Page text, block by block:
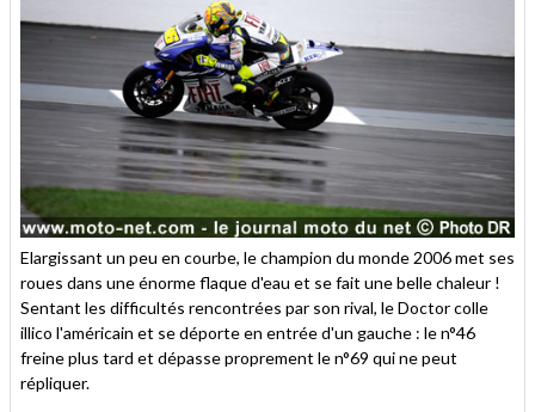
Elargissant un peu en courbe, le champion du monde 2006 met ses
roues dans une énorme flaque d'eau et se fait une belle chaleur !
Sentant les difficultés rencontrées par son rival, le Doctor colle
illico l'américain et se déporte en entrée d'un gauche : le n°46
freine plus tard et dépasse proprement le n°69 qui ne peut
répliquer.